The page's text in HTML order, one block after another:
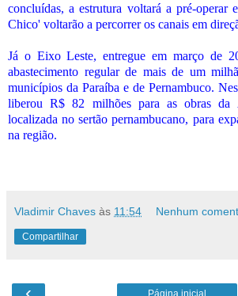
concluídas, a estrutura voltará a pré-operar
Chico' voltarão a percorrer os canais em
Já o Eixo Leste, entregue em março de
abastecimento regular de mais de um
municípios da Paraíba e de Pernambuco.
liberou R$ 82 milhões para as obras da
localizada no sertão pernambucano, para
na região.
Vladimir Chaves às 11:54 Nenhum
Compartilhar
Página inicial